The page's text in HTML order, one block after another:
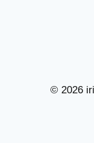
© 2026